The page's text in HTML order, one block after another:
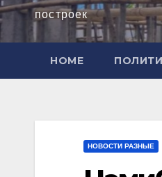
построек
HOME
НОВОСТИ РАЗНЫЕ